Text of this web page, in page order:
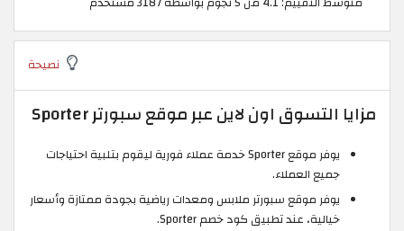
نصيحة
مزايا التسوق اون لاين عبر موقع سبورتر Sporter
يوفر موقع Sporter خدمة عملاء فورية ليقوم بتلبية احتياجات
جميع العملاء.
يوفر موقع سبورتر ملابس ومعدات رياضية بجودة ممتازة وأسعار
خيالية، عند تطبيق كود خصم Sporter.